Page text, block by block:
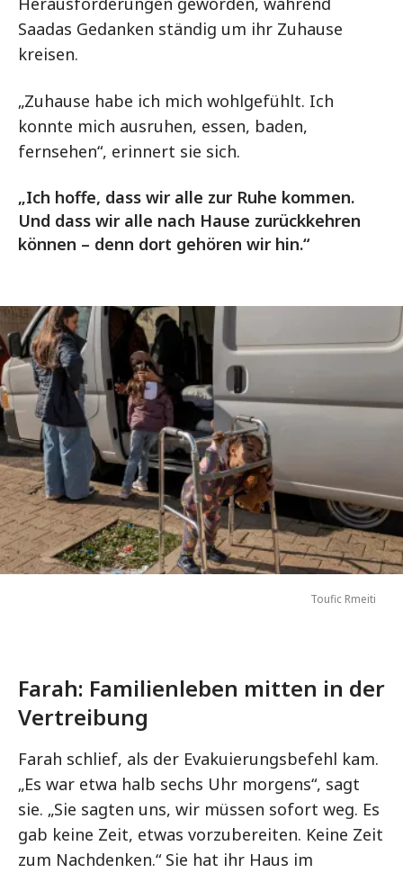
Saadas Gedanken ständig um ihr Zuhause
kreisen.
„Zuhause habe ich mich wohlgefühlt. Ich
konnte mich ausruhen, essen, baden,
fernsehen“, erinnert sie sich.
„Ich hoffe, dass wir alle zur Ruhe kommen.
Und dass wir alle nach Hause zurückkehren
können – denn dort gehören wir hin.“
Toufic Rmeiti
Farah: Familienleben mitten in der
Vertreibung
Farah schlief, als der Evakuierungsbefehl kam.
„Es war etwa halb sechs Uhr morgens“, sagt
sie. „Sie sagten uns, wir müssen sofort weg. Es
gab keine Zeit, etwas vorzubereiten. Keine Zeit
zum Nachdenken.“ Sie hat ihr Haus im